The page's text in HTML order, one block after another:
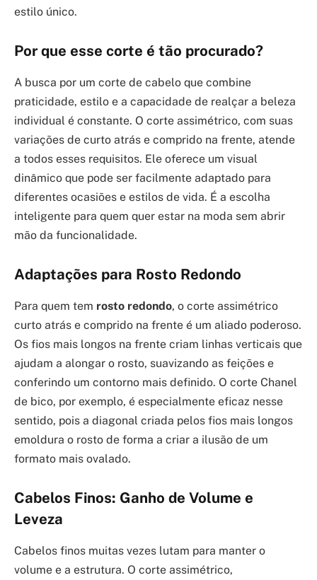
estilo único.
Por que esse corte é tão procurado?
A busca por um corte de cabelo que combine
praticidade, estilo e a capacidade de realçar a beleza
individual é constante. O corte assimétrico, com suas
variações de curto atrás e comprido na frente, atende
a todos esses requisitos. Ele oferece um visual
dinâmico que pode ser facilmente adaptado para
diferentes ocasiões e estilos de vida. É a escolha
inteligente para quem quer estar na moda sem abrir
mão da funcionalidade.
Adaptações para Rosto Redondo
Para quem tem rosto redondo, o corte assimétrico
curto atrás e comprido na frente é um aliado poderoso.
Os fios mais longos na frente criam linhas verticais que
ajudam a alongar o rosto, suavizando as feições e
conferindo um contorno mais definido. O corte Chanel
de bico, por exemplo, é especialmente eficaz nesse
sentido, pois a diagonal criada pelos fios mais longos
emoldura o rosto de forma a criar a ilusão de um
formato mais ovalado.
Cabelos Finos: Ganho de Volume e
Leveza
Cabelos finos muitas vezes lutam para manter o
volume e a estrutura. O corte assimétrico,